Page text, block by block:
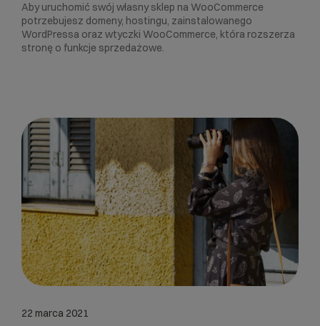
Aby uruchomić swój własny sklep na WooCommerce
potrzebujesz domeny, hostingu, zainstalowanego
WordPressa oraz wtyczki WooCommerce, która rozszerza
stronę o funkcje sprzedażowe.
22 marca 2021